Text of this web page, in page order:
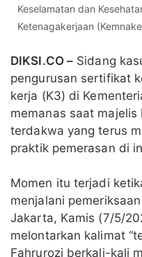
Keselamatan dan
Ketenagakerjaan
DIKSI.CO – Sidang
pengurusan sertifikat
kerja (K3) di
memanas saat
terdakwa yang terus
praktik pemerasan di
Momen itu terjadi
menjalani
Jakarta, Kamis (7/5/
melontarkan kalimat
Fahrurozi berkali-kali